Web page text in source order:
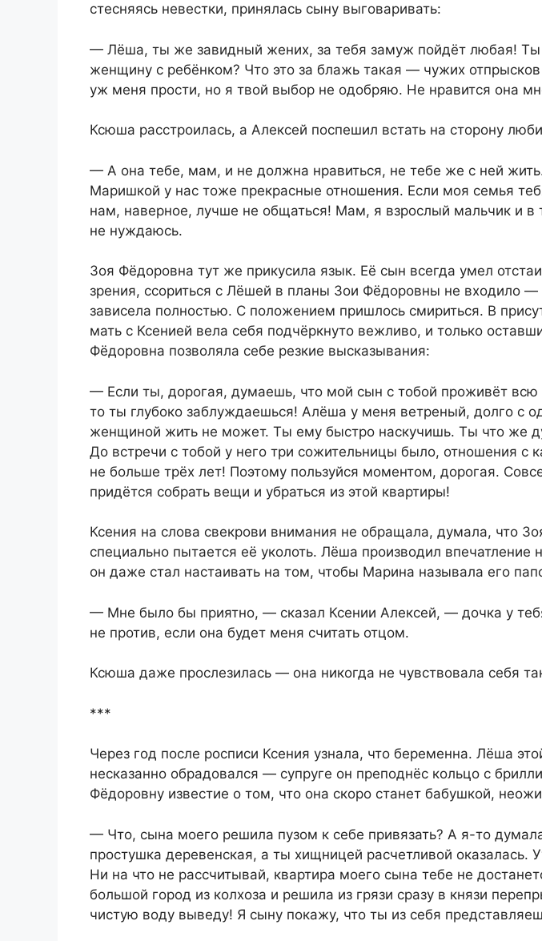
стесняясь невестки, принялась сыну выговаривать:
— Лёша, ты же завидный жених, за тебя замуж пойдёт любая!
женщину с ребёнком? Что это за блажь такая — чужих
уж меня прости, но я твой выбор не одобряю. Не нравится она
Ксюша расстроилась, а Алексей поспешил встать на сторону
— А она тебе, мам, и не должна нравиться, не тебе же с ней
Маришкой у нас тоже прекрасные отношения. Если моя семья
нам, наверное, лучше не общаться! Мам, я взрослый мальчик и в
не нуждаюсь.
Зоя Фёдоровна тут же прикусила язык. Её сын всегда умел
зрения, ссориться с Лёшей в планы Зои Фёдоровны не входило —
зависела полностью. С положением пришлось смириться. В
мать с Ксенией вела себя подчёркнуто вежливо, и только
Фёдоровна позволяла себе резкие высказывания:
— Если ты, дорогая, думаешь, что мой сын с тобой проживёт
то ты глубоко заблуждаешься! Алёша у меня ветреный, долго с
женщиной жить не может. Ты ему быстро наскучишь. Ты что же
До встречи с тобой у него три сожительницы было, отношения с
не больше трёх лет! Поэтому пользуйся моментом, дорогая.
придётся собрать вещи и убраться из этой квартиры!
Ксения на слова свекрови внимания не обращала, думала, что
специально пытается её уколоть. Лёша производил
он даже стал настаивать на том, чтобы Марина называла его
— Мне было бы приятно, — сказал Ксении Алексей, — дочка у
не против, если она будет меня считать отцом.
Ксюша даже прослезилась — она никогда не чувствовала себя
***
Через год после росписи Ксения узнала, что беременна. Лёша
несказанно обрадовался — супруге он преподнёс кольцо с
Фёдоровну известие о том, что она скоро станет бабушкой,
— Что, сына моего решила пузом к себе привязать? А я-то
простушка деревенская, а ты хищницей расчетливой оказалась.
Ни на что не рассчитывай, квартира моего сына тебе не
большой город из колхоза и решила из грязи сразу в князи
чистую воду выведу! Я сыну покажу, что ты из себя